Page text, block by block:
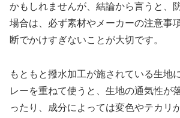
かもしれませんが、結論から言うと、
場合は、必ず素材やメーカーの注意事
断でかけすぎないことが大切です。​
もともと撥水加工が施されている生地
レーを重ねて使うと、生地の通気性が
ったり、成分によっては変色やテカリ